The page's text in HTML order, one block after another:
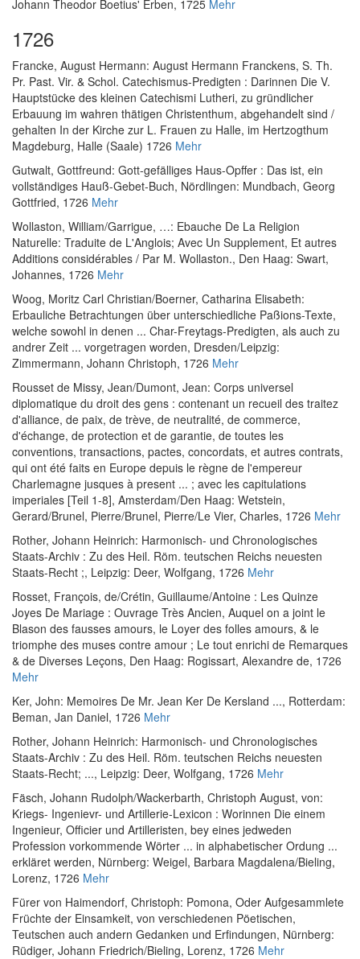
Johann Theodor Boetius' Erben, 1725 Mehr
1726
Francke, August Hermann: August Hermann Franckens, S. Th.
Pr. Past. Vir. & Schol. Catechismus-Predigten : Darinnen Die V.
Hauptstücke des kleinen Catechismi Lutheri, zu gründlicher
Erbauung im wahren thätigen Christenthum, abgehandelt sind /
gehalten In der Kirche zur L. Frauen zu Halle, im Hertzogthum
Magdeburg, Halle (Saale) 1726 Mehr
Gutwalt, Gottfreund: Gott-gefälliges Haus-Opffer : Das ist, ein
vollständiges Hauß-Gebet-Buch, Nördlingen: Mundbach, Georg
Gottfried, 1726 Mehr
Wollaston, William/Garrigue, …: Ebauche De La Religion
Naturelle: Traduite de L'Anglois; Avec Un Supplement, Et autres
Additions considérables / Par M. Wollaston., Den Haag: Swart,
Johannes, 1726 Mehr
Woog, Moritz Carl Christian/Boerner, Catharina Elisabeth:
Erbauliche Betrachtungen über unterschiedliche Paßions-Texte,
welche sowohl in denen ... Char-Freytags-Predigten, als auch zu
andrer Zeit ... vorgetragen worden, Dresden/Leipzig:
Zimmermann, Johann Christoph, 1726 Mehr
Rousset de Missy, Jean/Dumont, Jean: Corps universel
diplomatique du droit des gens : contenant un recueil des traitez
d'alliance, de paix, de trève, de neutralité, de commerce,
d'échange, de protection et de garantie, de toutes les
conventions, transactions, pactes, concordats, et autres contrats,
qui ont été faits en Europe depuis le règne de l'empereur
Charlemagne jusques à present ... ; avec les capitulations
imperiales [Teil 1-8], Amsterdam/Den Haag: Wetstein,
Gerard/Brunel, Pierre/Brunel, Pierre/Le Vier, Charles, 1726 Mehr
Rother, Johann Heinrich: Harmonisch- und Chronologisches
Staats-Archiv : Zu des Heil. Röm. teutschen Reichs neuesten
Staats-Recht ;, Leipzig: Deer, Wolfgang, 1726 Mehr
Rosset, François, de/Crétin, Guillaume/Antoine : Les Quinze
Joyes De Mariage : Ouvrage Très Ancien, Auquel on a joint le
Blason des fausses amours, le Loyer des folles amours, & le
triomphe des muses contre amour ; Le tout enrichi de Remarques
& de Diverses Leçons, Den Haag: Rogissart, Alexandre de, 1726
Mehr
Ker, John: Memoires De Mr. Jean Ker De Kersland ..., Rotterdam:
Beman, Jan Daniel, 1726 Mehr
Rother, Johann Heinrich: Harmonisch- und Chronologisches
Staats-Archiv : Zu des Heil. Röm. teutschen Reichs neuesten
Staats-Recht; ..., Leipzig: Deer, Wolfgang, 1726 Mehr
Fäsch, Johann Rudolph/Wackerbarth, Christoph August, von:
Kriegs- Ingenievr- und Artillerie-Lexicon : Worinnen Die einem
Ingenieur, Officier und Artilleristen, bey eines jedweden
Profession vorkommende Wörter ... in alphabetischer Ordung ...
erkläret werden, Nürnberg: Weigel, Barbara Magdalena/Bieling,
Lorenz, 1726 Mehr
Fürer von Haimendorf, Christoph: Pomona, Oder Aufgesammlete
Früchte der Einsamkeit, von verschiedenen Pöetischen,
Teutschen auch andern Gedanken und Erfindungen, Nürnberg:
Rüdiger, Johann Friedrich/Bieling, Lorenz, 1726 Mehr